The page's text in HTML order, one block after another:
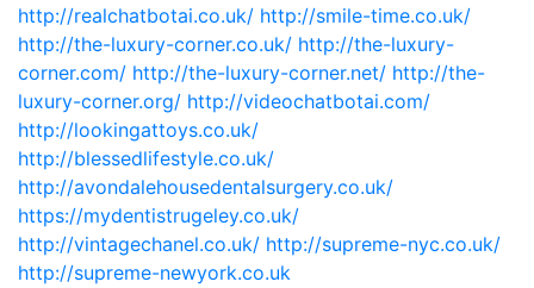
http://realchatbotai.co.uk/ http://smile-time.co.uk/
http://the-luxury-corner.co.uk/ http://the-luxury-
corner.com/ http://the-luxury-corner.net/ http://the-
luxury-corner.org/ http://videochatbotai.com/
http://lookingattoys.co.uk/
http://blessedlifestyle.co.uk/
http://avondalehousedentalsurgery.co.uk/
https://mydentistrugeley.co.uk/
http://vintagechanel.co.uk/ http://supreme-nyc.co.uk/
http://supreme-newyork.co.uk